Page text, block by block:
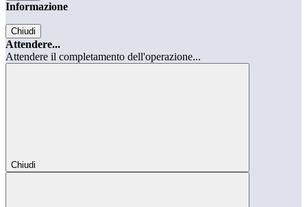
Informazione
Chiudi
Attendere...
Attendere il completamento dell'operazione...
Chiudi